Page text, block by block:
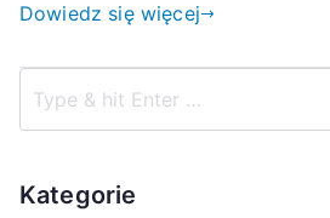
Dowiedz się więcej
Kategorie